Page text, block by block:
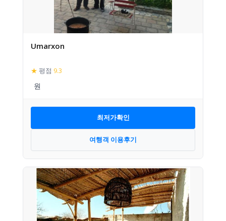
Umarxon
★ 평점 9.3
최저가확인
여행객 이용후기